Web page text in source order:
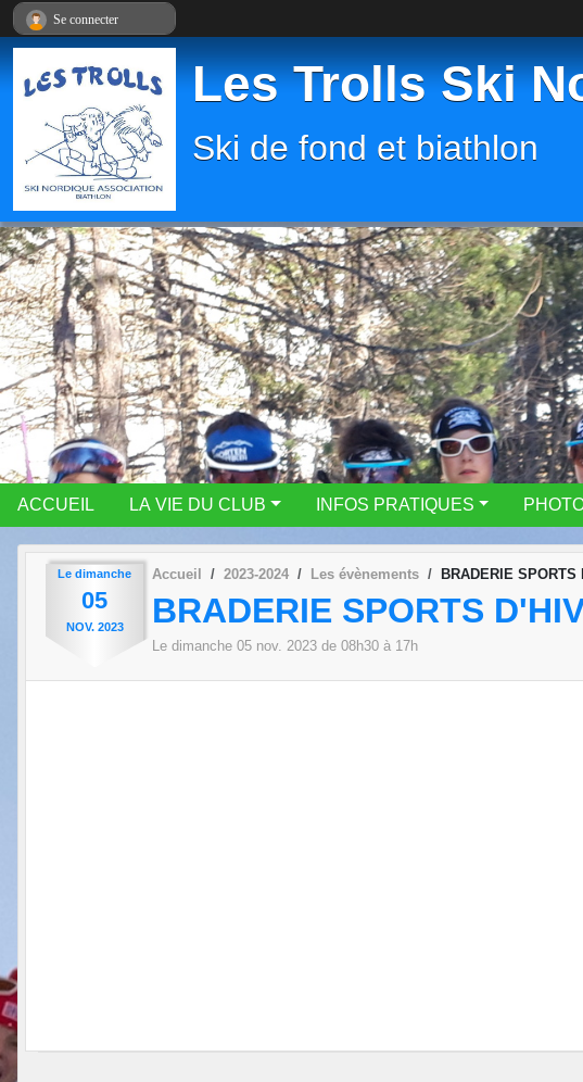
Les Trolls Ski
Ski de fond et biathlon
ACCUEIL LA VIE DU CLUB INFOS PRATIQUES
Le dimanche
05
NOV. 2023
Accueil 2023-2024 Les évènements BRADERIE SPORTS
BRADERIE SPORTS
Le dimanche 05 nov. 2023 de 08h30 à 17h
Se connecter
Panneau de gestion des cookies